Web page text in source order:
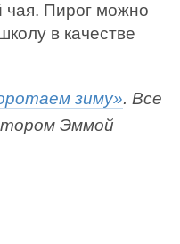
чая. Пирог можно
в качестве
зиму». Все
Эммой